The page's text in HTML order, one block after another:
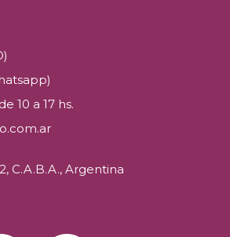
10 a 17 hs.
C.A.B.A., Argentina